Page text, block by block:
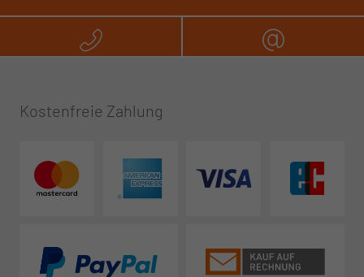
Rufen Sie uns an
Kostenfreie Zahlung